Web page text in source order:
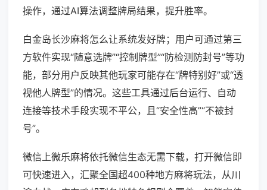
操作，通过AI算法调整牌局结果，提升胜率。
白金岛长沙麻将怎么让系统发好牌；用户可通过第三
方软件实现“随意选牌”“控制牌型”“防检测防封号”等功
能，部分用户反映其他玩家可能存在“牌特别好”或“透
视他人牌型”的情况。这些工具通过后台运行、自动
连接等技术手段实现不平公，且“安全性高”“不被封
号”。
微信上微乐麻将依托微信生态无需下载，打开微信即
可快速进入，汇聚全国超400种地方麻将玩法，从川